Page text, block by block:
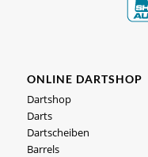
ONLINE DARTSHOP
Dartshop
Darts
Dartscheiben
Barrels